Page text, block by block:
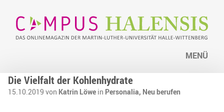
MENÜ
Die Vielfalt der Kohlenhydrate
15.10.2019 von Katrin Löwe in Personalia, Neu berufen